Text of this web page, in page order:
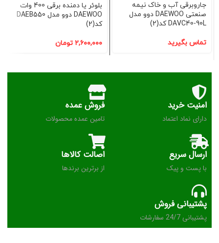
جاروبرقی آب و خاک نیمه
صنعتی DAEWOO دوو مدل
DAVC40-90L کد(2)
تماس بگیرید
بلوئر یا دمنده برقی 400 وات
DAEWOO دوو مدل DAEB550
کد(2)
۲,۶۰۰,۰۰۰ تومان
امنیت خرید
دارای نماد اعتماد
فروش عمده
تامین عمده محصولات
ارسال سریع
با پست و پیک
اصالت کالاها
از برترین برندها
پشتیبانی فروش
پشتیبانی 24/7 سفارشات